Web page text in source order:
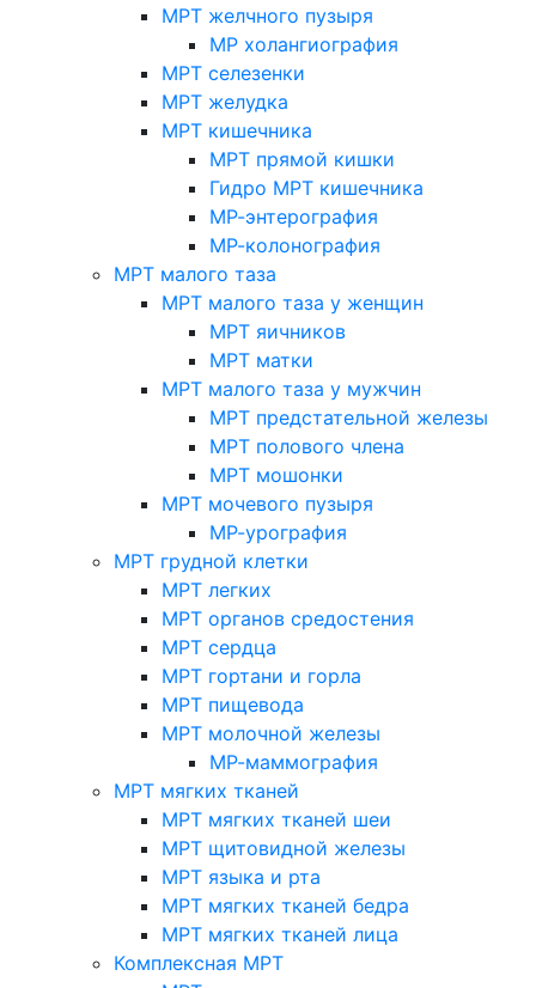
МРТ желчного пузыря
МР холангиография
МРТ селезенки
МРТ желудка
МРТ кишечника
МРТ прямой кишки
Гидро МРТ кишечника
МР-энтерография
МР-колонография
МРТ малого таза
МРТ малого таза у женщин
МРТ яичников
МРТ матки
МРТ малого таза у мужчин
МРТ предстательной железы
МРТ полового члена
МРТ мошонки
МРТ мочевого пузыря
МР-урография
МРТ грудной клетки
МРТ легких
МРТ органов средостения
МРТ сердца
МРТ гортани и горла
МРТ пищевода
МРТ молочной железы
МР-маммография
МРТ мягких тканей
МРТ мягких тканей шеи
МРТ щитовидной железы
МРТ языка и рта
МРТ мягких тканей бедра
МРТ мягких тканей лица
Комплексная МРТ